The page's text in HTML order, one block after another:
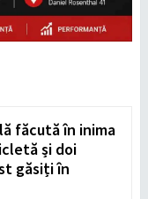
făcută în inima
și doi
găsiți în